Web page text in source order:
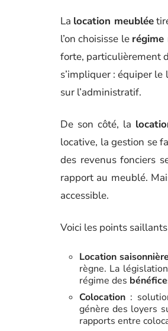
La location meublée
l’on choisisse le régime
forte, particulièrement
s’impliquer : équiper
sur l’administratif.
De son côté, la
locative, la gestion se
des revenus fonciers
rapport au meublé.
accessible.
Voici les points
Location saisonnière
règne. La
régime des
Colocation :
génère des loyers
rapports entre